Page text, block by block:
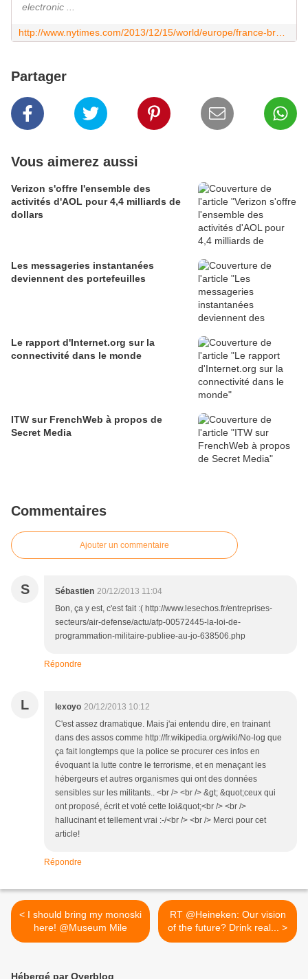
electronic ...
Partager
Vous aimerez aussi
Verizon s'offre l'ensemble des
activités d'AOL pour 4,4 milliards de
dollars
Les messageries instantanées
deviennent des portefeuilles
Le rapport d'Internet.org sur la
connectivité dans le monde
ITW sur FrenchWeb à propos de
Secret Media
Commentaires
Ajouter un commentaire
S Sébastien 20/12/2013 11:04
Bon, ça y est, c'est fait :( http://www.lesechos.fr/entreprises-
secteurs/air-defense/actu/afp-00572445-la-loi-de-
programmation-militaire-publiee-au-jo-638506.php
Répondre
L lexoyo 20/12/2013 10:12
C'est assez dramatique. Mais j'ai entendu dire, en trainant
dans des assos comme http://fr.wikipedia.org/wiki/No-log que
ça fait longtemps que la police se procurer ces infos en
évoquant la lutte contre le terrorisme, et en menaçant les
hébergeurs et autres organismes qui ont des données
sensibles sur les militants.. <br /> <br /> &gt; &quot;ceux qui
ont proposé, écrit et voté cette loi&quot;<br /> <br />
hallucinant et tellement vrai :-/<br /> <br /> Merci pour cet
article!
Répondre
< I should bring my monoski
here! @Museum Mile
RT @Heineken: Our vision
of the future? Drink real... >
Hébergé par Overblog